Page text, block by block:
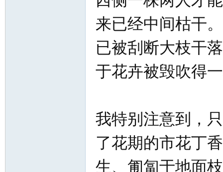
来已经中间枯干
已被刮断大枝干
于花卉被毁吹得
我特别注意到，
了花期的市花丁
生、匍匐于地面